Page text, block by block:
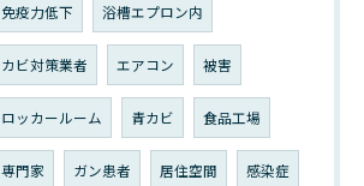
免疫力低下 浴槽エプロン内
カビ対策業者 エアコン 被害
ロッカールーム 青カビ 食品工場
専門家 ガン患者 居住空間 感染症